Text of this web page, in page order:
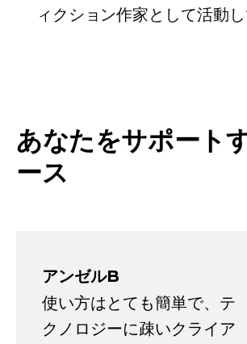
ィクション作家として活動し
あなたをサポート
ース
アンゼルB
使い方はとても簡単で、テ
クノロジーに疎いクライア